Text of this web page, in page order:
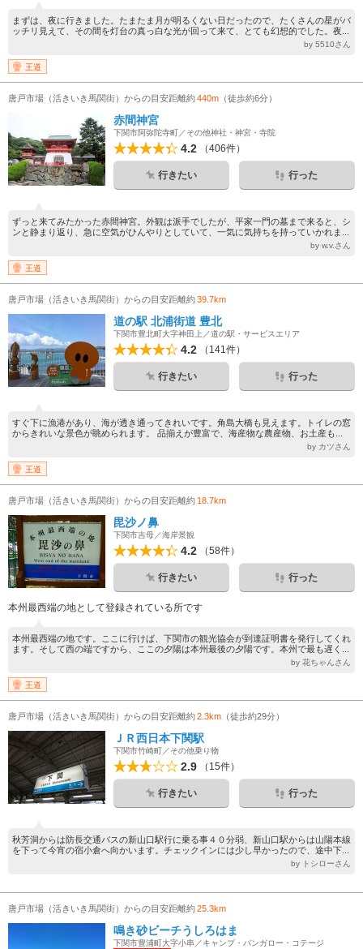
まずは、夜に行きました。たまたま月が明るくない日だったので、たくさんの星がバ
ッチリ見えて、その間を灯台の真っ白な光が回って来て、とても幻想的でした。夜...
by 5510さん
王道
唐戸市場（活きいき馬関街）からの目安距離約440m （徒歩約6分）
赤間神宮
下関市阿弥陀寺町／その他神社・神宮・寺院
4.2 （406件）
行きたい 行った
ずっと来てみたかった赤間神宮。外観は派手でしたが、平家一門の墓まで来ると、シ
ンと静まり返り、急に空気がひんやりとしていて、一気に気持ちを持っていかれま...
by w.v.さん
王道
唐戸市場（活きいき馬関街）からの目安距離約39.7km
道の駅 北浦街道 豊北
下関市豊北町大字神田上／道の駅・サービスエリア
4.2 （141件）
行きたい 行った
すぐ下に漁港があり、海が透き通ってきれいです。角島大橋も見えます。トイレの窓
からきれいな景色が眺められます。 品揃えが豊富で、海産物な農産物、お土産も...
by カツさん
王道
唐戸市場（活きいき馬関街）からの目安距離約 18.7km
毘沙ノ鼻
下関市吉母／海岸景観
4.2 （58件）
行きたい 行った
本州最西端の地として登録されている所です
本州最西端の地です。ここに行けば、下関市の観光協会が到達証明書を発行してくれ
ます。そして西の端ですから、ここの夕陽は本州最後の夕陽です。本州で最も遅く...
by 花ちゃんさん
王道
唐戸市場（活きいき馬関街）からの目安距離約2.3km （徒歩約29分）
ＪＲ西日本下関駅
下関市竹崎町／その他乗り物
2.9 （15件）
行きたい 行った
秋芳洞からは防長交通バスの新山口駅行に乗る事４０分弱、新山口駅からは山陽本線
を下って今宵の宿小倉へ向かいます。チェックインには少し早かったので、途中下...
by トシローさん
唐戸市場（活きいき馬関街）からの目安距離約25.3km
鳴き砂ビーチうしろはま
下関市豊浦町大字小串／キャンプ・バンガロー・コテージ